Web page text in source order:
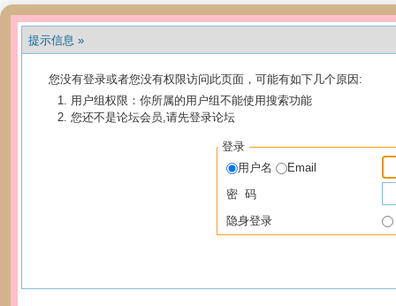
提示信息 »
您没有登录或者您没有权限访问此页面，可能有如下几个原因:
用户组权限：你所属的用户组不能使用搜索功能
您还不是论坛会员,请先登录论坛
登录
用户名
Email
密 码
隐身登录